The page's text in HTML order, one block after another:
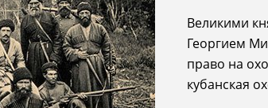
Великими
Георгием
право на
кубанская